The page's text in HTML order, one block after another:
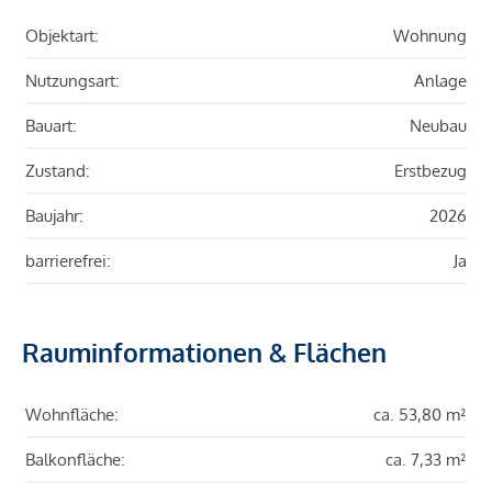
Objektart: Wohnung
Nutzungsart: Anlage
Bauart: Neubau
Zustand: Erstbezug
Baujahr: 2026
barrierefrei: Ja
Rauminformationen & Flächen
Wohnfläche: ca. 53,80 m²
Balkonfläche: ca. 7,33 m²